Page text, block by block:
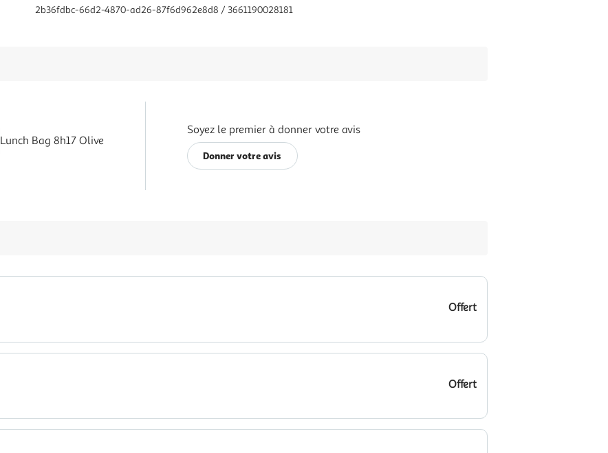
2b36fdbc-66d2-4870-ad26-87f6d962e8d8 / 3661190028181
Lunch Bag 8h17 Olive
Soyez le premier à donner votre avis
Donner votre avis
Offert
Offert